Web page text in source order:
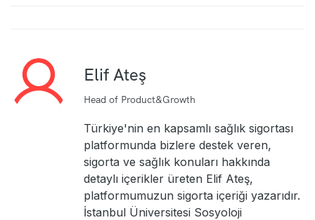
Elif Ateş
Head of Product&Growth
Türkiye'nin en kapsamlı sağlık sigortası
platformunda bizlere destek veren,
sigorta ve sağlık konuları hakkında
detaylı içerikler üreten Elif Ateş,
platformumuzun sigorta içeriği yazarıdır.
İstanbul Üniversitesi Sosyoloji